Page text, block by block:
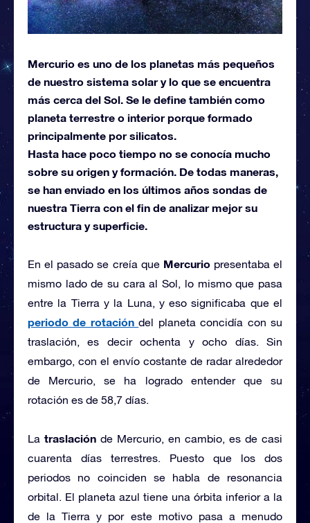
Mercurio es uno de los planetas más pequeños
de nuestro sistema solar y lo que se encuentra
más cerca del Sol. Se le define también como
planeta terrestre o interior porque formado
principalmente por silicatos.
Hasta hace poco tiempo no se conocía mucho
sobre su origen y formación. De todas maneras,
se han enviado en los últimos años sondas de
nuestra Tierra con el fin de analizar mejor su
estructura y superficie.
En el pasado se creía que Mercuriopresentaba el
mismo lado de su cara al Sol, lo mismo que pasa
entre la Tierra y la Luna, y eso significaba que el
periodo de rotación del planeta concidía con su
traslación, es decir ochenta y ocho días. Sin
embargo, con el envío costante de radar alrededor
de Mercurio, se ha logrado entender que su
rotación es de 58,7 días.
La traslación de Mercurio, en cambio, es de casi
cuarenta días terrestres. Puesto que los dos
periodos no coinciden se habla de resonancia
orbital. El planeta azul tiene una órbita inferior a la
de la Tierra y por este motivo pasa a menudo